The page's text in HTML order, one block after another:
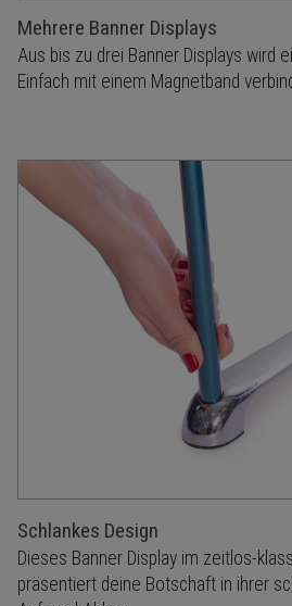
Mehrere Banner Displays
Aus bis zu drei Banner Displays wird
Einfach mit einem Magnetband
Schlankes Design
Dieses Banner Display im zeitlos-
präsentiert deine Botschaft in ihrer